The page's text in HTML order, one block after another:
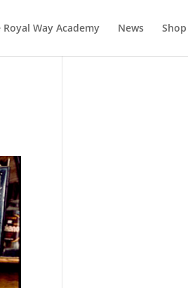
Royal Way Academy News Shop